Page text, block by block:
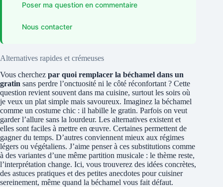
Poser ma question en commentaire
Nous contacter
Alternatives rapides et crémeuses
Vous cherchez par quoi remplacer la béchamel dans un
gratin sans perdre l’onctuosité ni le côté réconfortant ? Cette
question revient souvent dans ma cuisine, surtout les soirs où
je veux un plat simple mais savoureux. Imaginez la béchamel
comme un costume chic : il habille le gratin. Parfois on veut
garder l’allure sans la lourdeur. Les alternatives existent et
elles sont faciles à mettre en œuvre. Certaines permettent de
gagner du temps. D’autres conviennent mieux aux régimes
légers ou végétaliens. J’aime penser à ces substitutions comme
à des variantes d’une même partition musicale : le thème reste,
l’interprétation change. Ici, vous trouverez des idées concrètes,
des astuces pratiques et des petites anecdotes pour cuisiner
sereinement, même quand la béchamel vous fait défaut.